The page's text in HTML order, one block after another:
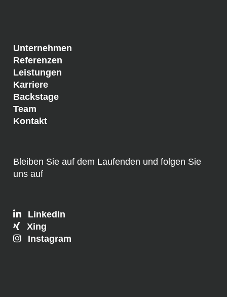
Unternehmen
Referenzen
Leistungen
Karriere
Backstage
Team
Kontakt
Bleiben Sie auf dem Laufenden und folgen Sie
uns auf
LinkedIn
Xing
Instagram